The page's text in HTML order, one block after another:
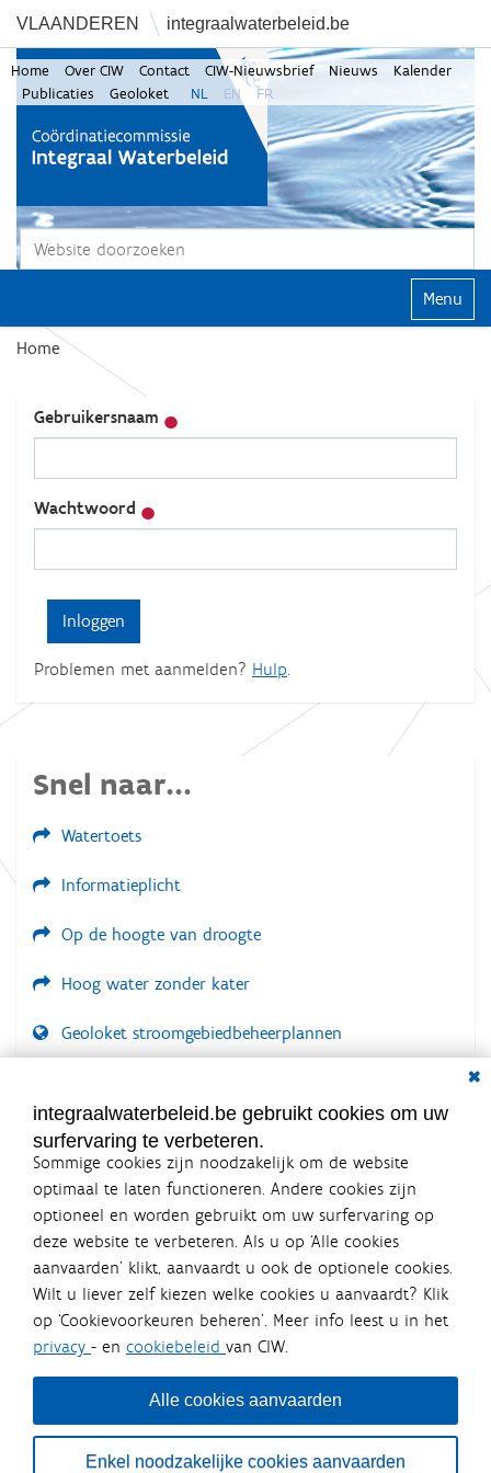
VLAANDEREN integraalwaterbeleid.be
Zoek
Home Over CIW Contact CIW-Nieuwsbrief Nieuws
Kalender
Publicaties
Geoloket NL EN FR
Klap
Home
Gebruikersnaam
Wachtwoord
Problemen met aanmelden? Hulp
Snel naar...
Watertoets
Informatieplicht
Op de hoogte van droogte
Hoog water zonder kater
Geoloket stroomgebiedbeheerplannen
LOGIN VEREIST
integraalwaterbeleid.be gebruikt cookies om uw
surfervaring te verbeteren.
Sommige cookies zijn noodzakelijk om de website
optimaal te laten functioneren. Andere cookies zijn
optioneel en worden gebruikt om uw surfervaring op
deze website te verbeteren. Als u op ‘Alle cookies
aanvaarden’ klikt, aanvaardt u ook de optionele cookies.
Wilt u liever zelf kiezen welke cookies u aanvaardt? Klik
op ‘Cookievoorkeuren beheren’. Meer info leest u in het
privacy - en cookiebeleid van CIW.
Alle cookies aanvaarden
Enkel noodzakelijke cookies aanvaarden
Integraalwaterbeleid.be is een
officiële website van de Vlaamse
overheid
uitgegeven door Coördinatiecommissie Integraal
Waterbeleid
De Coördinatiecommissie Integraal Waterbeleid (CIW) is een
bestuursniveaus die bij het waterbeleid betrokken zijn. Ook
waterbedrijven nemen deel aan het overleg. Deze
samenwerking zorgt voor een gecoördineerde en
geïntegreerde aanpak van het waterbeleid en waterbeheer
in Vlaanderen.